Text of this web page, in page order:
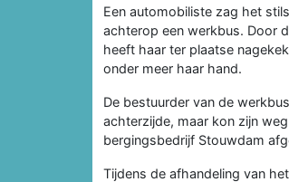
Een automobiliste zag het
achterop een werkbus. Door
heeft haar ter plaatse
onder meer haar hand.
De bestuurder van de
achterzijde, maar kon zijn
bergingsbedrijf Stouwdam
Tijdens de afhandeling van